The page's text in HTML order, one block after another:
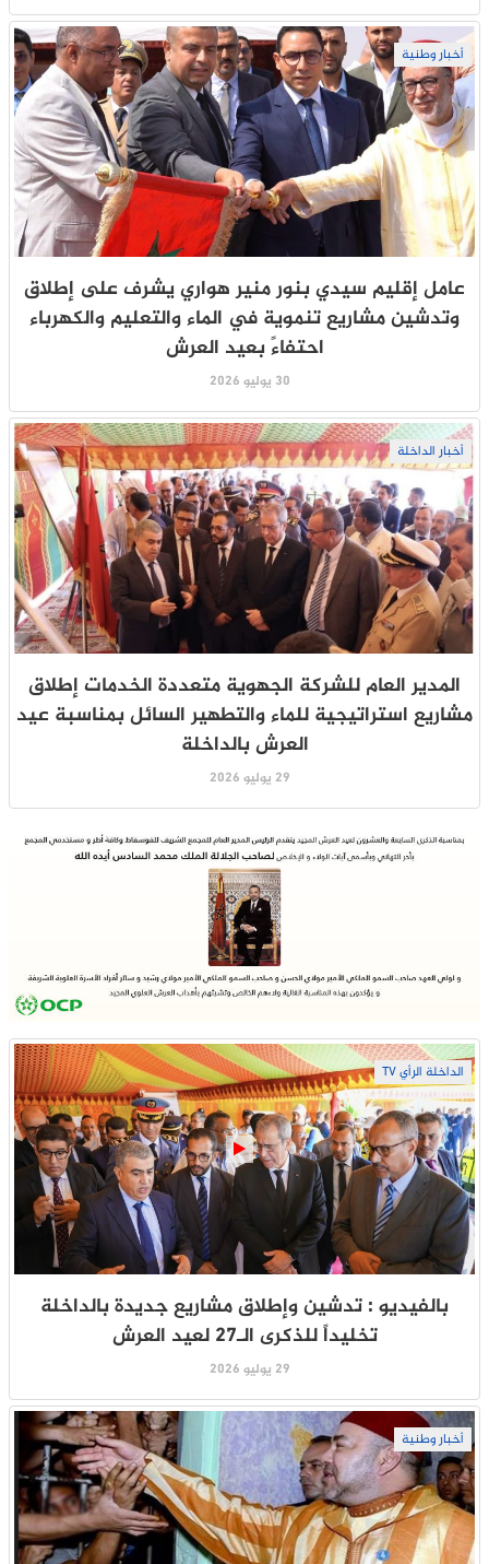
أخبار وطنية
عامل إقليم سيدي بنور منير هواري يشرف على إطلاق
وتدشين مشاريع تنموية في الماء والتعليم والكهرباء
احتفاءً بعيد العرش
30 يوليو 2026
أخبار الداخلة
المدير العام للشركة الجهوية متعددة الخدمات إطلاق
مشاريع استراتيجية للماء والتطهير السائل بمناسبة عيد
العرش بالداخلة
29 يوليو 2026
الداخلة الرأي TV
بالفيديو : تدشين وإطلاق مشاريع جديدة بالداخلة
تخليداً للذكرى الـ27 لعيد العرش
29 يوليو 2026
أخبار وطنية